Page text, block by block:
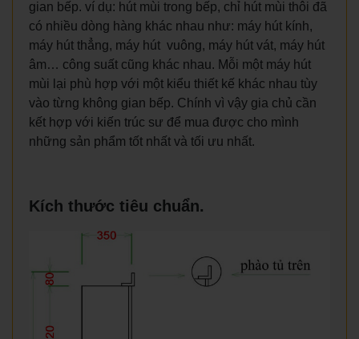
gian bếp. ví dụ: hút mùi trong bếp, chỉ hút mùi thôi đã
có nhiều dòng hàng khác nhau như: máy hút kính,
máy hút thẳng, máy hút vuông, máy hút vát, máy hút
âm… công suất cũng khác nhau. Mỗi một máy hút
mùi lại phù hợp với một kiểu thiết kế khác nhau tùy
vào từng không gian bếp. Chính vì vậy gia chủ cần
kết hợp với kiến trúc sư để mua được cho mình
những sản phẩm tốt nhất và tối ưu nhất.
Kích thước tiêu chuẩn.